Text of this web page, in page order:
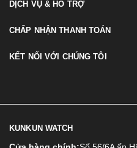
DỊCH VỤ & HỖ TRỢ
CHẤP NHẬN THANH TOÁN
KẾT NỐI VỚI CHÚNG TÔI
KUNKUN WATCH